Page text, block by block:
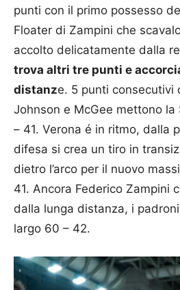
punti con il primo possesso
Floater di Zampini che
accolto delicatamente dalla
trova altri tre punti e
distanze. 5 punti consecutivi
Johnson e McGee mettono la
– 41. Verona é in ritmo, dalla
difesa si crea un tiro in
dietro l’arco per il nuovo
41. Ancora Federico Zampini
dalla lunga distanza, i
largo 60 – 42.